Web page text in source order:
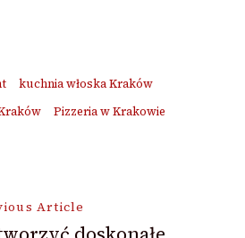
kuchnia włoska Kraków
Pizzeria w Krakowie
Article